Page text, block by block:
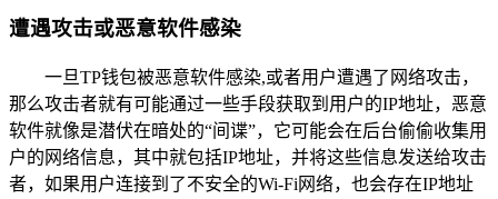
遭遇攻击或恶意软件感染
一旦TP钱包被恶意软件感染,或者用户遭遇了网络攻击，
那么攻击者就有可能通过一些手段获取到用户的IP地址，恶意
软件就像是潜伏在暗处的“间谍”，它可能会在后台偷偷收集用
户的网络信息，其中就包括IP地址，并将这些信息发送给攻击
者，如果用户连接到了不安全的Wi-Fi网络，也会存在IP地址